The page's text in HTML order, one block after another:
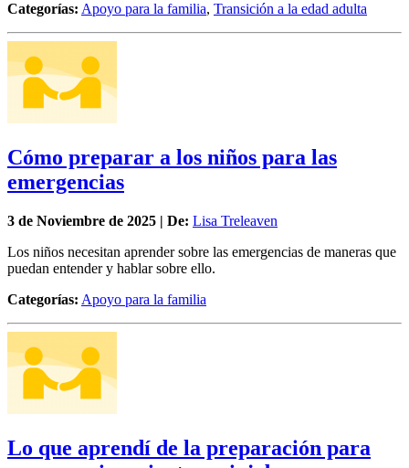
Categorías: Apoyo para la familia, Transición a la edad adulta
Cómo preparar a los niños para las
emergencias
3 de Noviembre de 2025 | De: Lisa Treleaven
Los niños necesitan aprender sobre las emergencias de maneras que
puedan entender y hablar sobre ello.
Categorías: Apoyo para la familia
Lo que aprendí de la preparación para